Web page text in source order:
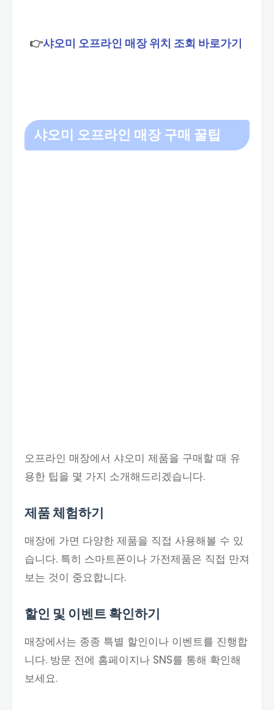
👉샤오미 오프라인 매장 위치 조회 바로가기
샤오미 오프라인 매장구매 꿀팁
오프라인 매장에서 샤오미 제품을 구매할 때 유
용한 팁을 몇 가지 소개해드리겠습니다.
제품 체험하기
매장에 가면 다양한 제품을 직접 사용해볼 수 있
습니다. 특히 스마트폰이나 가전제품은 직접 만져
보는 것이 중요합니다.
할인 및 이벤트 확인하기
매장에서는 종종 특별 할인이나 이벤트를 진행합
니다. 방문 전에 홈페이지나 SNS를 통해 확인해
보세요.